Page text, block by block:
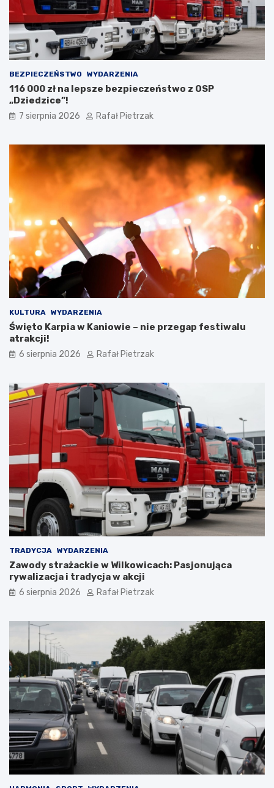
BEZPIECZEŃSTWO WYDARZENIA
116 000 zł na lepsze bezpieczeństwo z OSP
„Dziedzice”!
7 sierpnia 2026 Rafał Pietrzak
KULTURA WYDARZENIA
Święto Karpia w Kaniowie – nie przegap festiwalu
atrakcji!
6 sierpnia 2026 Rafał Pietrzak
TRADYCJA WYDARZENIA
Zawody strażackie w Wilkowicach: Pasjonująca
rywalizacja i tradycja w akcji
6 sierpnia 2026 Rafał Pietrzak